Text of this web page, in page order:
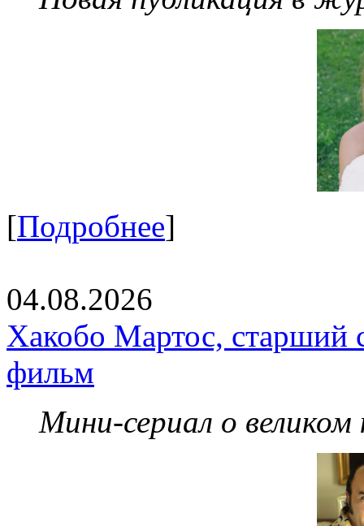
[Подробнее]
04.08.2026
Хакобо Мартос, старший
фильм
Мини-сериал о великом